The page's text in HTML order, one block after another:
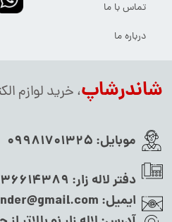
شاندرشاپ، خرید لوازم
موبایل: 09981701325
دفتر لاله زار:
ایمیل:
تماس با ما
درباره ما